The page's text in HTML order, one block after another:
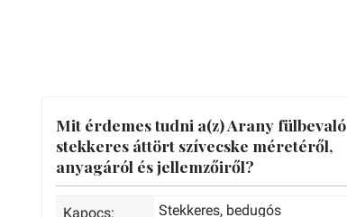
Mit érdemes tudni a(z) Arany fülbevaló
stekkeres áttört szívecske méretéről,
anyagáról és jellemzőiről?
Kapocs: Stekkeres, bedugós